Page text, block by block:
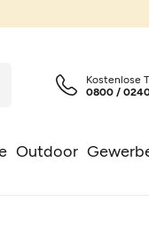
Outdoor
Kostenlose
0800 /